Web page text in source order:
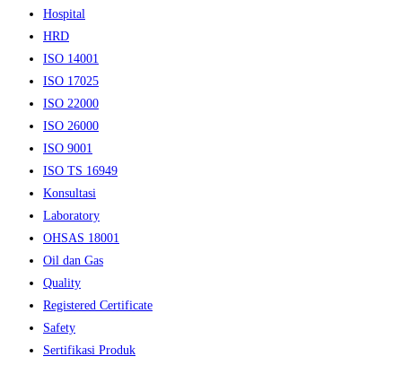
Hospital
HRD
ISO 14001
ISO 17025
ISO 22000
ISO 26000
ISO 9001
ISO TS 16949
Konsultasi
Laboratory
OHSAS 18001
Oil dan Gas
Quality
Registered Certificate
Safety
Sertifikasi Produk